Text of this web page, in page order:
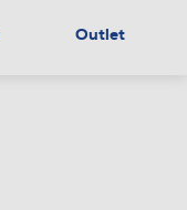
Outlet